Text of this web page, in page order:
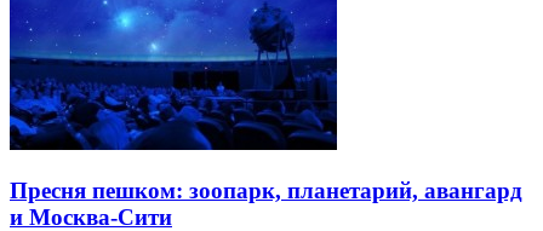
Пресня пешком: зоопарк, планетарий, авангард
и Москва-Сити